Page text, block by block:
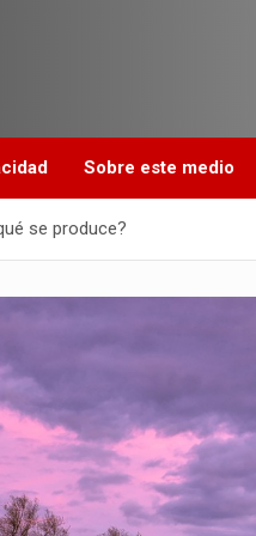
Sobre este medio
se produce?